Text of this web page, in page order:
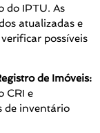
do IPTU. As
atualizadas e
possíveis
de Imóveis:
CRI e
de inventário